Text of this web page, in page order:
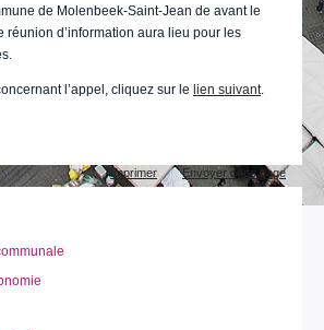
de Molenbeek-Saint-Jean de avant le
réunion d’information aura lieu pour les
l’appel, cliquez sur le lien suivant.
sur
Imprimer Envoyer cette page